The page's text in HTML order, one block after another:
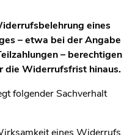
eines
– etwa bei der Angabe
– berechtigen
die Widerrufsfrist hinaus.
folgender Sachverhalt